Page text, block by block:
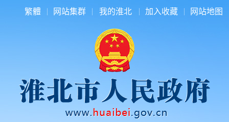
繁體 网站集群 我的淮北 加入收藏 网站地图